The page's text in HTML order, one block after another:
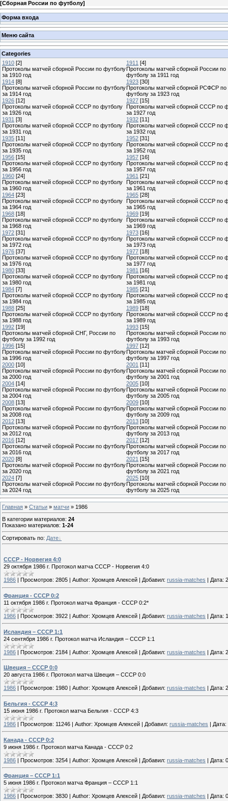
[Сборная России по футболу]
Форма входа
Меню сайта
Categories
1910 [2]
Протоколы матчей сборной России по футболу
за 1910 год
1911 [4]
Протоколы матчей сборной России по
футболу за 1911 год
1914 [8]
Протоколы матчей сборной России по футболу
за 1914 год
1923 [30]
Протоколы матчей сборной РСФСР по
футболу за 1923 год
1926 [12]
Протоколы матчей сборной СССР по футболу
за 1926 год
1927 [15]
Протоколы матчей сборной СССР по
за 1927 год
1931 [3]
Протоколы матчей сборной СССР по футболу
за 1931 год
1932 [11]
Протоколы матчей сборной СССР по
за 1932 год
1935 [11]
Протоколы матчей сборной СССР по футболу
за 1935 год
1952 [31]
Протоколы матчей сборной СССР по
за 1952 год
1956 [15]
Протоколы матчей сборной СССР по футболу
за 1956 год
1957 [16]
Протоколы матчей сборной СССР по
за 1957 год
1960 [24]
Протоколы матчей сборной СССР по футболу
за 1960 год
1961 [21]
Протоколы матчей сборной СССР по
за 1961 год
1964 [23]
Протоколы матчей сборной СССР по футболу
за 1964 год
1965 [28]
Протоколы матчей сборной СССР по
за 1965 год
1968 [18]
Протоколы матчей сборной СССР по футболу
за 1968 год
1969 [19]
Протоколы матчей сборной СССР по
за 1969 год
1972 [31]
Протоколы матчей сборной СССР по футболу
за 1972 год
1973 [16]
Протоколы матчей сборной СССР по
за 1973 год
1976 [37]
Протоколы матчей сборной СССР по футболу
за 1976 год
1977 [18]
Протоколы матчей сборной СССР по
за 1977 год
1980 [33]
Протоколы матчей сборной СССР по футболу
за 1980 год
1981 [16]
Протоколы матчей сборной СССР по
за 1981 год
1984 [7]
Протоколы матчей сборной СССР по футболу
за 1984 год
1985 [21]
Протоколы матчей сборной СССР по
за 1985 год
1988 [25]
Протоколы матчей сборной СССР по футболу
за 1988 год
1989 [18]
Протоколы матчей сборной СССР по
за 1989 год
1992 [19]
Протоколы матчей сборной СНГ, России по
футболу за 1992 год
1993 [15]
Протоколы матчей сборной России по
футболу за 1993 год
1996 [15]
Протоколы матчей сборной России по футболу
за 1996 год
1997 [12]
Протоколы матчей сборной России по
футболу за 1997 год
2000 [10]
Протоколы матчей сборной России по футболу
за 2000 год
2001 [11]
Протоколы матчей сборной России по
футболу за 2001 год
2004 [14]
Протоколы матчей сборной России по футболу
за 2004 год
2005 [10]
Протоколы матчей сборной России по
футболу за 2005 год
2008 [13]
Протоколы матчей сборной России по футболу
за 2008 год
2009 [10]
Протоколы матчей сборной России по
футболу за 2009 год
2012 [13]
Протоколы матчей сборной России по футболу
за 2012 год
2013 [10]
Протоколы матчей сборной России по
футболу за 2013 год
2016 [12]
Протоколы матчей сборной России по футболу
за 2016 год
2017 [12]
Протоколы матчей сборной России по
футболу за 2017 год
2020 [8]
Протоколы матчей сборной России по футболу
за 2020 год
2021 [15]
Протоколы матчей сборной России по
футболу за 2021 год
2024 [7]
Протоколы матчей сборной России по футболу
за 2024 год
2025 [10]
Протоколы матчей сборной России по
футболу за 2025 год
Главная » Статьи » матчи » 1986
В категории материалов: 24
Показано материалов: 1-24
Сортировать по: Дате
СССР - Норвегия 4:0
29 октября 1986 г. Протокол матча СССР - Норвегия 4:0
1986 Просмотров: 2805 Author: Хромцев Алексей Добавил: russia-matches Дата:
Франция - СССР 0:2
11 октября 1986 г. Протокол матча Франция - СССР 0:2*
1986 | Просмотров: 3922 | Author: Хромцев Алексей | Добавил: russia-matches | Дата:
Исландия – СССР 1:1
24 сентября 1986 г. Протокол матча Исландия – СССР 1:1
1986 | Просмотров: 2184 | Author: Хромцев Алексей | Добавил: russia-matches | Дата:
Швеция – СССР 0:0
20 августа 1986 г. Протокол матча Швеция – СССР 0:0
1986 Просмотров: 1980 Author: Хромцев Алексей Добавил: russia-matches Дата:
Бельгия - СССР 4:3
15 июня 1986 г. Протокол матча Бельгия - СССР 4:3
1986 | Просмотров: 11246 | Author: Хромцев Алексей | Добавил: russia-matches | Дата:
Канада - СССР 0:2
9 июня 1986 г. Протокол матча Канада - СССР 0:2
1986 | Просмотров: 3254 | Author: Хромцев Алексей | Добавил: russia-matches | Дата:
Франция – СССР 1:1
5 июня 1986 г. Протокол матча Франция – СССР 1:1
1986 Просмотров: 3830 Author: Хромцев Алексей Добавил: russia-matches Дата: